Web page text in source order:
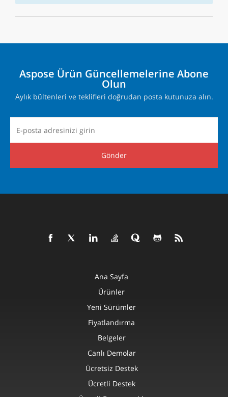
Aspose Ürün Güncellemelerine Abone
Olun
Aylık bültenleri ve teklifleri doğrudan posta kutunuza alın.
Gönder
Ana Sayfa
Ürünler
Yeni Sürümler
Fiyatlandırma
Belgeler
Canlı Demolar
Ücretsiz Destek
Ücretli Destek